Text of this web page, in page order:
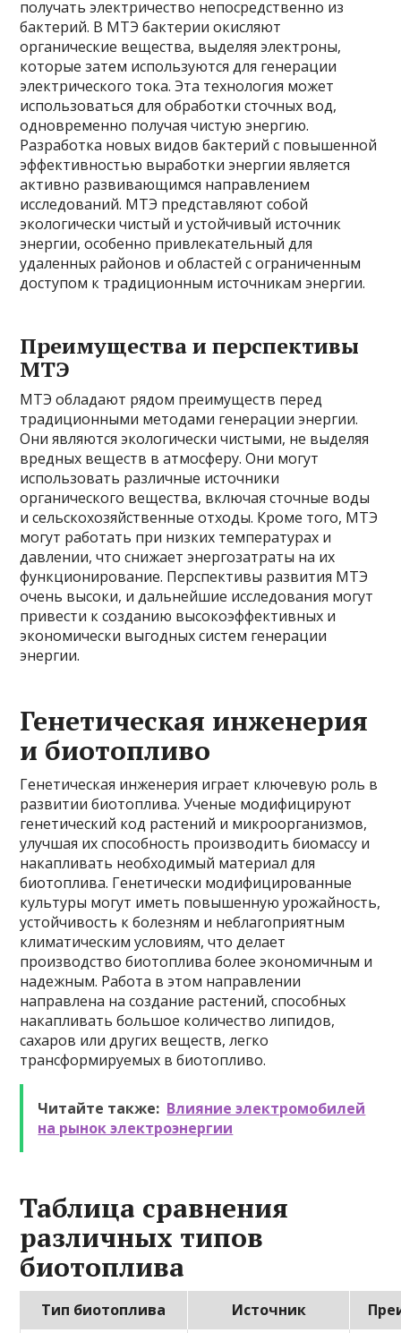
получать электричество непосредственно из
бактерий. В МТЭ бактерии окисляют
органические вещества, выделяя электроны,
которые затем используются для генерации
электрического тока. Эта технология может
использоваться для обработки сточных вод,
одновременно получая чистую энергию.
Разработка новых видов бактерий с повышенной
эффективностью выработки энергии является
активно развивающимся направлением
исследований. МТЭ представляют собой
экологически чистый и устойчивый источник
энергии, особенно привлекательный для
удаленных районов и областей с ограниченным
доступом к традиционным источникам энергии.
Преимущества и перспективы
МТЭ
МТЭ обладают рядом преимуществ перед
традиционными методами генерации энергии.
Они являются экологически чистыми, не выделяя
вредных веществ в атмосферу. Они могут
использовать различные источники
органического вещества, включая сточные воды
и сельскохозяйственные отходы. Кроме того, МТЭ
могут работать при низких температурах и
давлении, что снижает энергозатраты на их
функционирование. Перспективы развития МТЭ
очень высоки, и дальнейшие исследования могут
привести к созданию высокоэффективных и
экономически выгодных систем генерации
энергии.
Генетическая инженерия
и биотопливо
Генетическая инженерия играет ключевую роль в
развитии биотоплива. Ученые модифицируют
генетический код растений и микроорганизмов,
улучшая их способность производить биомассу и
накапливать необходимый материал для
биотоплива. Генетически модифицированные
культуры могут иметь повышенную урожайность,
устойчивость к болезням и неблагоприятным
климатическим условиям, что делает
производство биотоплива более экономичным и
надежным. Работа в этом направлении
направлена на создание растений, способных
накапливать большое количество липидов,
сахаров или других веществ, легко
трансформируемых в биотопливо.
Читайте также: Влияние электромобилей
на рынок электроэнергии
Таблица сравнения
различных типов
биотоплива
Тип биотоплива Источник